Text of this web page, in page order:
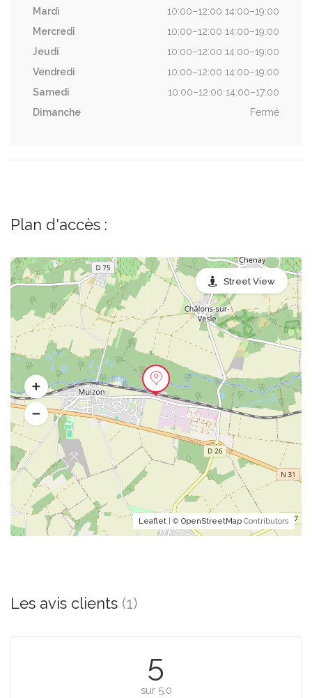
Mardi
10:00–12:00 14:00–19:00
Mercredi
10:00–12:00 14:00–19:00
Jeudi
10:00–12:00 14:00–19:00
Vendredi
10:00–12:00 14:00–19:00
Samedi
10:00–12:00 14:00–17:00
Dimanche
Fermé
Plan d'accès :
Leaflet | © OpenStreetMap Contributors
Street View
Les avis clients (1)
5
sur 5.0